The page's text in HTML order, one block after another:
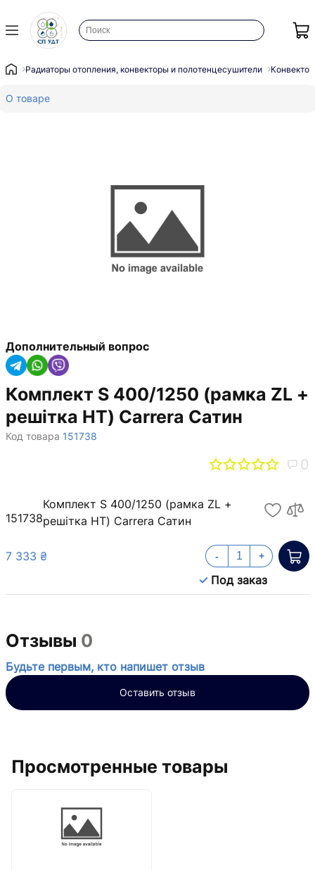
Радиаторы отопления, конвекторы и полотенцесушители
О товаре
Дополнительный вопрос
Комплект S 400/1250 (рамка ZL +
решітка НТ) Carrera Сатин
Код товара 151738
0
151738
Комплект S 400/1250 (рамка ZL +
решітка НТ) Carrera Сатин
7 333 ₴
Под заказ
- +
Отзывы 0
Будьте первым, кто напишет отзыв
Оставить отзыв
Просмотренные товары